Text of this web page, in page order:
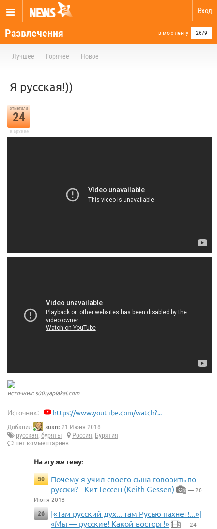
Вход
Развлечения в мою ленту 2679
Лучшее Горячее Новое
Я русская!))
отметили
24
в архиве
источник: s00.yaplakal.com
Источник: https://www.youtube.com/watch?...
Добавил suare 21 Июня 2018
русская, буряты Россия, Бурятия
нет комментариев
На эту же тему:
50
Почему я учил своего сына говорить по-
русски? - Кит Гессен (Keith Gessen)
2 — 20
Июня 2018
26
[«Там русский дух... там Русью пахнет!...»]
«Мы — русские! Какой восторг!»
2 — 24